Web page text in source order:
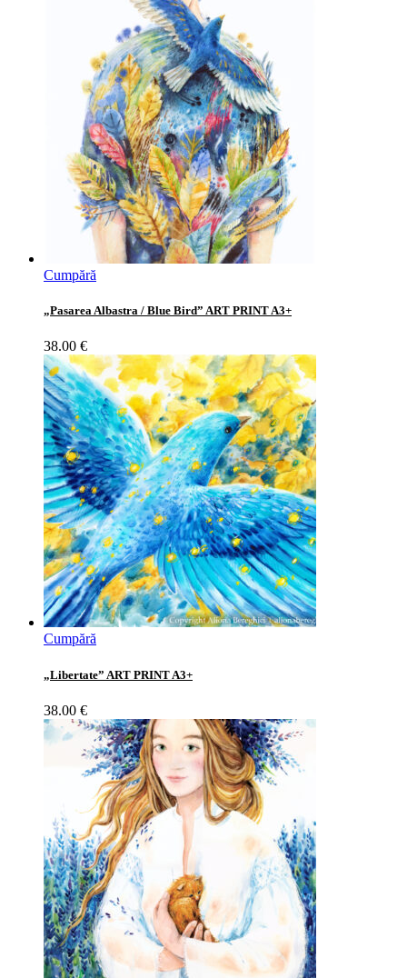
Cumpără
„Pasarea Albastra / Blue Bird” ART PRINT A3+
38.00 €
Cumpără
„Libertate” ART PRINT A3+
38.00 €